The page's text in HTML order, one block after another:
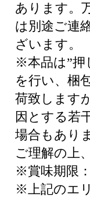
あります。
は別途ご連
ざいます。
※本品は”押
を行い、梱
荷致します
因とする若
場合もあり
ご理解の上
※賞味期限
※上記のエ